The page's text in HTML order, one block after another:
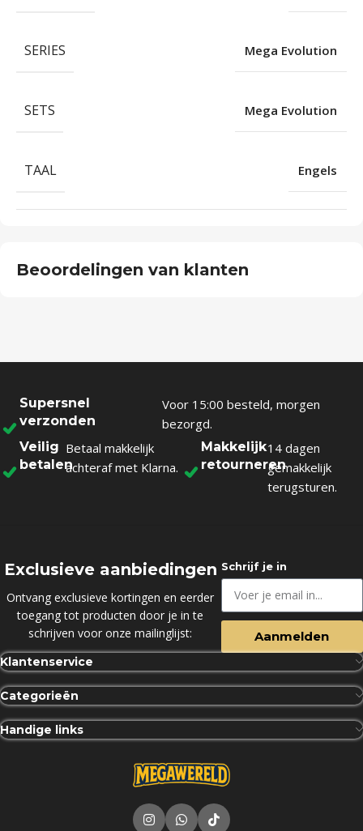
SERIES Mega Evolution
SETS Mega Evolution
TAAL Engels
Beoordelingen van klanten
Supersnel
verzonden
Voor 15:00 besteld, morgen
bezorgd.
Veilig
betalen
Betaal makkelijk
achteraf met Klarna.
Makkelijk
retourneren
14 dagen
gemakkelijk
terugsturen.
Exclusieve aanbiedingen
Ontvang exclusieve kortingen en eerder
toegang tot producten door je in te
schrijven voor onze mailinglijst:
Schrijf je in
Aanmelden
Klantenservice
Categorieën
Handige links